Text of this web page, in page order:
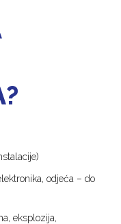
odjeća – do
eksplozija,